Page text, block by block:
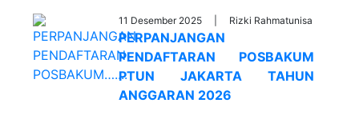
11 Desember 2025 | Rizki Rahmatunisa
PERPANJANGAN
PENDAFTARAN POSBAKUM
PTUN JAKARTA TAHUN
ANGGARAN 2026